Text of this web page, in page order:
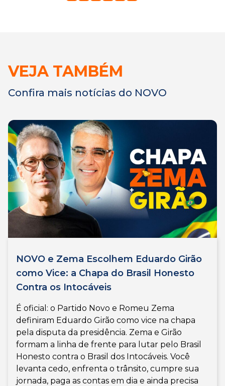
VEJA TAMBÉM
Confira mais notícias do NOVO
NOVO e Zema Escolhem Eduardo Girão
como Vice: a Chapa do Brasil Honesto
Contra os Intocáveis
É oficial: o Partido Novo e Romeu Zema
definiram Eduardo Girão como vice na chapa
pela disputa da presidência. Zema e Girão
formam a linha de frente para lutar pelo Brasil
Honesto contra o Brasil dos Intocáveis. Você
levanta cedo, enfrenta o trânsito, cumpre sua
jornada, paga as contas em dia e ainda precisa